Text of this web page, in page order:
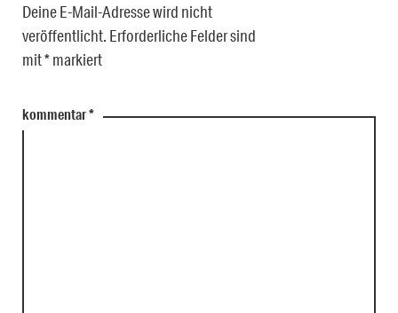
Deine E-Mail-Adresse wird nicht
veröffentlicht. Erforderliche Felder sind
mit*markiert
kommentar*